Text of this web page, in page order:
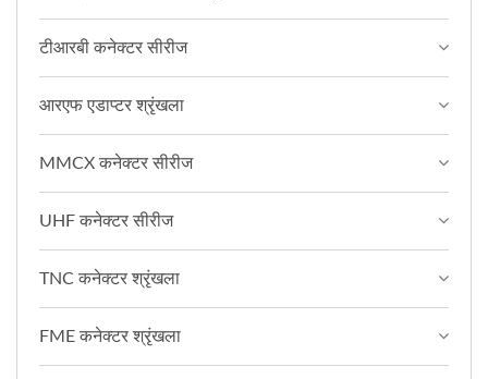
टीआरबी कनेक्टर सीरीज
आरएफ एडाप्टर श्रृंखला
MMCX कनेक्टर सीरीज
UHF कनेक्टर सीरीज
TNC कनेक्टर श्रृंखला
FME कनेक्टर श्रृंखला